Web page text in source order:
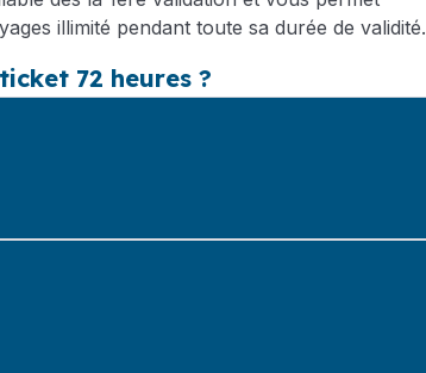
illimité pendant toute sa durée de validité.
72 heures ?